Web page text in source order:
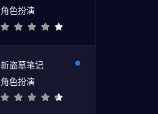
角色扮演
新盗墓笔记
角色扮演